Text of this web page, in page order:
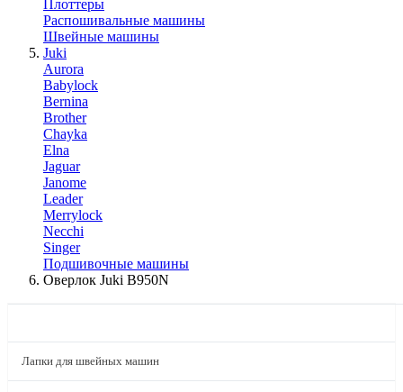
Плоттеры
Распошивальные машины
Швейные машины
Juki
Aurora
Babylock
Bernina
Brother
Chayka
Elna
Jaguar
Janome
Leader
Merrylock
Necchi
Singer
Подшивочные машины
Оверлок Juki B950N
Лапки для швейных машин